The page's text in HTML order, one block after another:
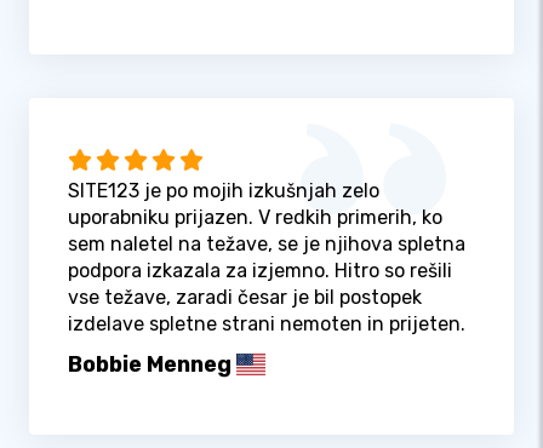
SITE123 je po mojih izkušnjah zelo
uporabniku prijazen. V redkih primerih, ko
sem naletel na težave, se je njihova spletna
podpora izkazala za izjemno. Hitro so rešili
vse težave, zaradi česar je bil postopek
izdelave spletne strani nemoten in prijeten.
Bobbie Menneg